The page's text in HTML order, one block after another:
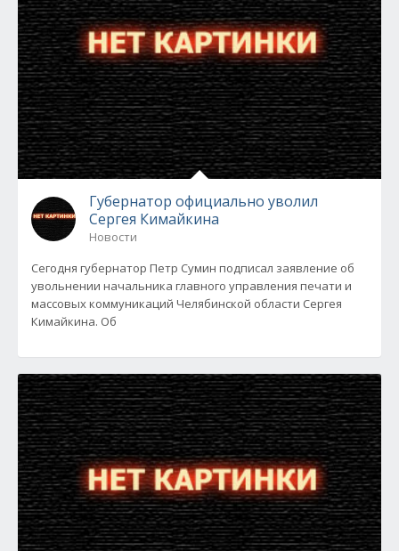
Губернатор официально уволил
Сергея Кимайкина
Новости
Сегодня губернатор Петр Сумин подписал заявление об
увольнении начальника главного управления печати и
массовых коммуникаций Челябинской области Сергея
Кимайкина. Об